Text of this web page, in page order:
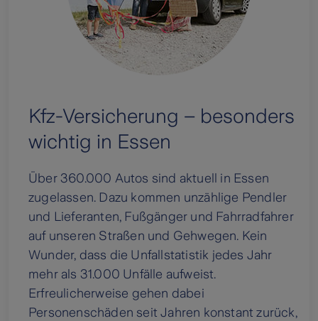
Kfz-Versicherung – besonders
wichtig in Essen
Über 360.000 Autos sind aktuell in Essen
zugelassen. Dazu kommen unzählige Pendler
und Lieferanten, Fußgänger und Fahrradfahrer
auf unseren Straßen und Gehwegen. Kein
Wunder, dass die Unfallstatistik jedes Jahr
mehr als 31.000 Unfälle aufweist.
Erfreulicherweise gehen dabei
Personenschäden seit Jahren konstant zurück,